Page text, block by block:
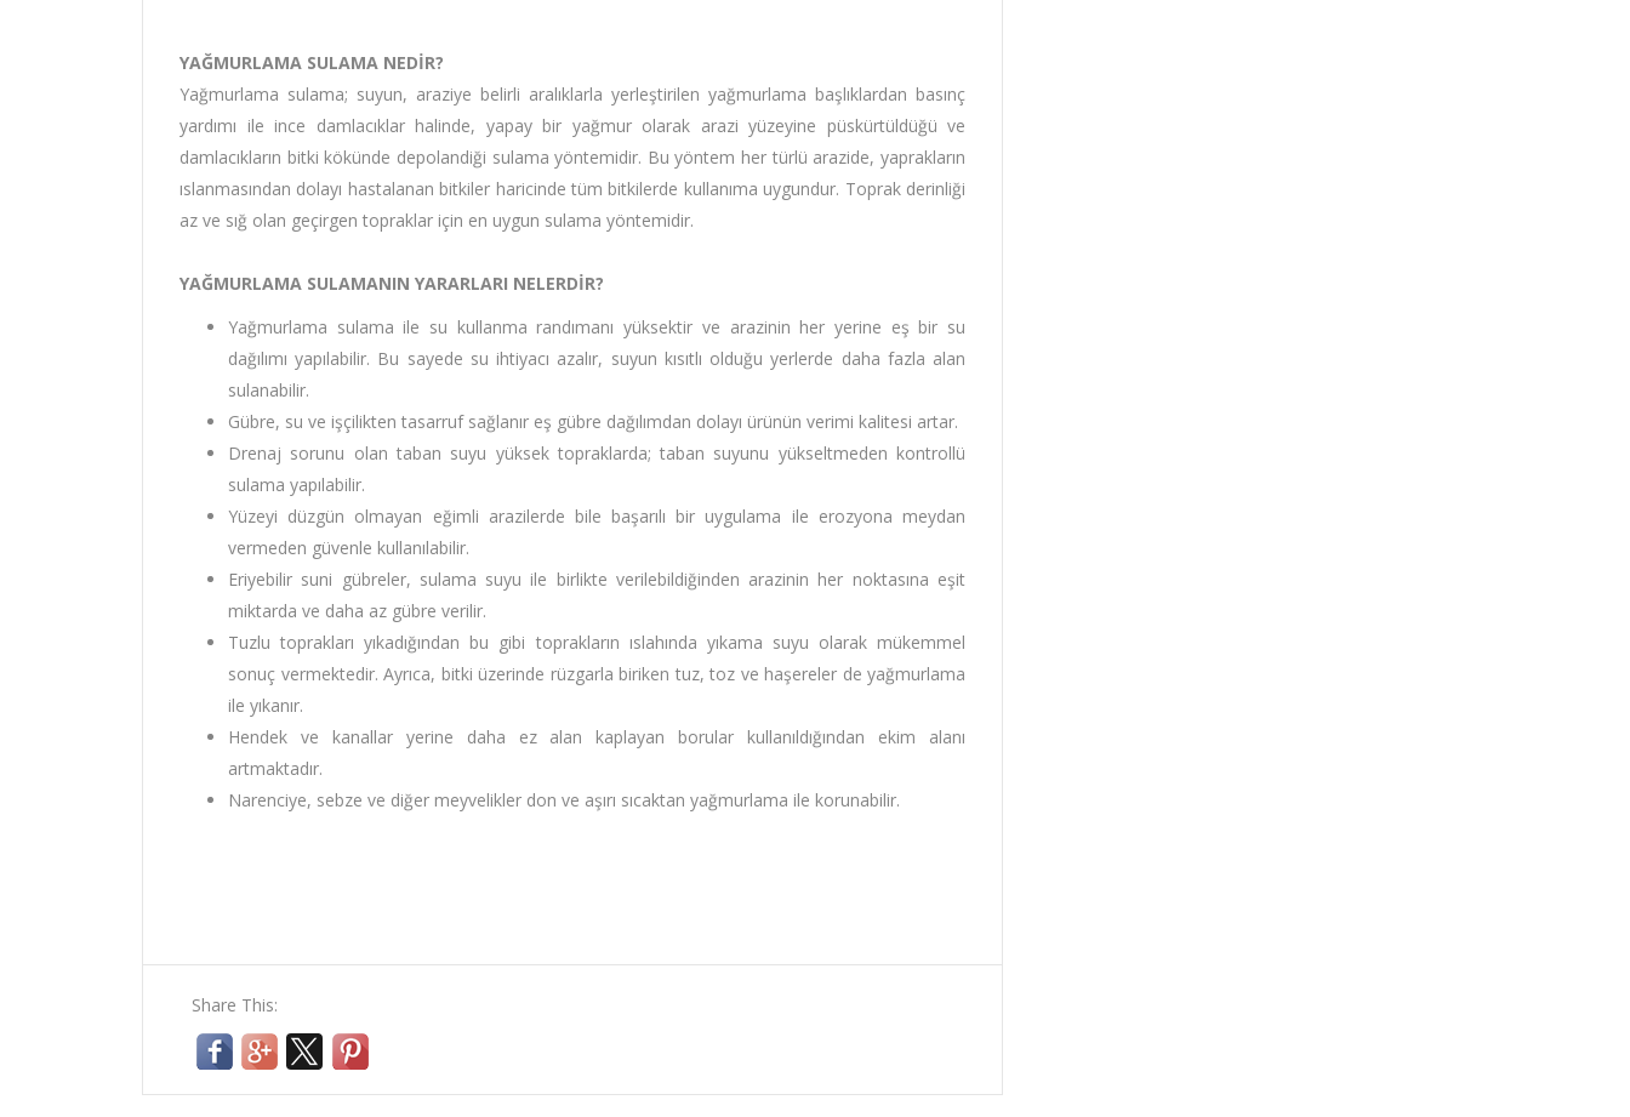
YAĞMURLAMA SULAMA NEDİR?
Yağmurlama sulama; suyun, araziye belirli aralıklarla yerleştirilen yağmurlama başlıklardan basınç
yardımı ile ince damlacıklar halinde, yapay bir yağmur olarak arazi yüzeyine püskürtüldüğü ve
damlacıkların bitki kökünde depolandiği sulama yöntemidir. Bu yöntem her türlü arazide, yaprakların
ıslanmasından dolayı hastalanan bitkiler haricinde tüm bitkilerde kullanıma uygundur. Toprak derinliği
az ve sığ olan geçirgen topraklar için en uygun sulama yöntemidir.
YAĞMURLAMA SULAMANIN YARARLARI NELERDİR?
Yağmurlama sulama ile su kullanma randımanı yüksektir ve arazinin her yerine eş bir su
dağılımı yapılabilir. Bu sayede su ihtiyacı azalır, suyun kısıtlı olduğu yerlerde daha fazla alan
sulanabilir.
Gübre, su ve işçilikten tasarruf sağlanır eş gübre dağılımdan dolayı ürünün verimi kalitesi artar.
Drenaj sorunu olan taban suyu yüksek topraklarda; taban suyunu yükseltmeden kontrollü
sulama yapılabilir.
Yüzeyi düzgün olmayan eğimli arazilerde bile başarılı bir uygulama ile erozyona meydan
vermeden güvenle kullanılabilir.
Eriyebilir suni gübreler, sulama suyu ile birlikte verilebildiğinden arazinin her noktasına eşit
miktarda ve daha az gübre verilir.
Tuzlu toprakları yıkadığından bu gibi toprakların ıslahında yıkama suyu olarak mükemmel
sonuç vermektedir. Ayrıca, bitki üzerinde rüzgarla biriken tuz, toz ve haşereler de yağmurlama
ile yıkanır.
Hendek ve kanallar yerine daha ez alan kaplayan borular kullanıldığından ekim alanı
artmaktadır.
Narenciye, sebze ve diğer meyvelikler don ve aşırı sıcaktan yağmurlama ile korunabilir.
Share This: